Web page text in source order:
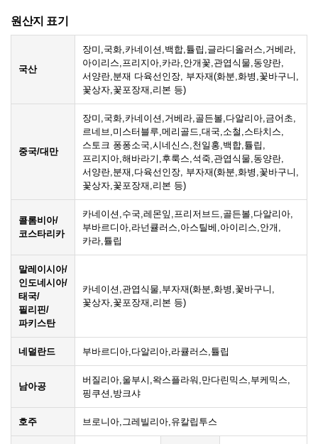
원산지 표기
국산
장미,국화,카네이션,백합,튤립,글라디올러스,거베라,
아이리스,프리지아,카라,안개꽃,관엽식물,동양란,
서양란,분재 다육선인장, 부자재(화분,화병,꽃바구니,
꽃상자,꽃포장재,리본 등)
중국/대만
장미,국화,카네이션,거베라,골든볼,다알리아,금어초,
르네브,미스터블루,메리골드,대국,소철,스타치스,
스토크 퐁퐁소국,시네신스,천일홍,백합,튤립,
프리지아,해바라기,후룩스,석죽,관엽식물,동양란,
서양란,분재,다육선인장, 부자재(화분,화병,꽃바구니,
꽃상자,꽃포장재,리본 등)
콜롬비아/
코스타리카
카네이션,수국,레몬잎,프리저브드,골든볼,다알리아,
부바르디아,라넌큘러스,아스틸베,아이리스,안개,
카라,튤립
말레이시아/
인도네시아/
태국/
필리핀/
파키스탄
카네이션,관엽식물,부자재(화분,화병,꽃바구니,
꽃상자,꽃포장재,리본 등)
네덜란드 부바르디아,다알리아,라큘러스,튤립
남아공
버질리아,울부시,왁스플라워,만다린믹스,부케믹스,
핑쿠션,방크샤
호주 브로니아,그레빌리아,유칼립투스